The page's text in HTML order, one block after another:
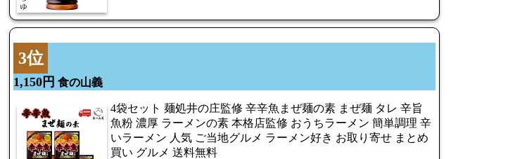
3位
1,150円 食の山義
4袋セット 麺処井の庄監修 辛辛魚まぜ麺の素 まぜ麺 タレ 辛旨
魚粉 濃厚 ラーメンの素 本格店監修 おうちラーメン 簡単調理 辛
いラーメン 人気 ご当地グルメ ラーメン好き お取り寄せ まとめ
買い グルメ 送料無料